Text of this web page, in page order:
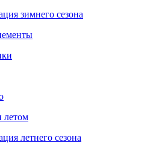
зимнего сезона
летом
летнего сезона